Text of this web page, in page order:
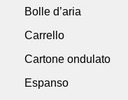
Bolle d’aria
Carrello
Cartone ondulato
Espanso